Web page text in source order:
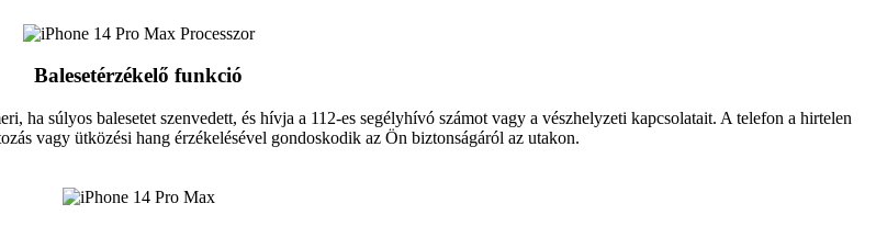
Balesetérzékelő funkció
ha súlyos balesetet szenvedett, és hívja a 112-es segélyhívó számot vagy a vészhelyzeti kapcsolatait. A telefon a hirtelen
vagy ütközési hang érzékelésével gondoskodik az Ön biztonságáról az utakon.